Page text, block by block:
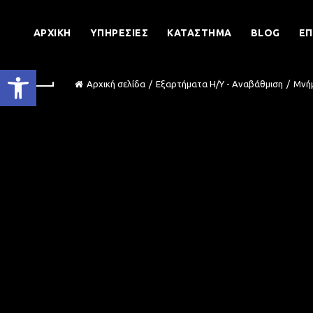
Ανοίξτε τη γραμμή εργαλείων
ΑΡΧΙΚΉ ΥΠΗΡΕΣΊΕΣ ΚΑΤΆΣΤΗΜΑ BLOG
Αρχική σελίδα Εξαρτήματα Η/Υ - Αναβάθμιση